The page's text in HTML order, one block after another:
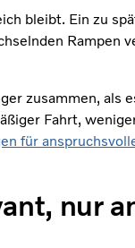
bleibt. Ein zu
Rampen
zusammen, als
Fahrt,
für
nur